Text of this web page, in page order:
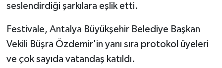
seslendirdiği şarkılara eşlik etti.
Festivale, Antalya Büyükşehir Belediye Başkan
Vekili Büşra Özdemir'in yanı sıra protokol üyeleri
ve çok sayıda vatandaş katıldı.